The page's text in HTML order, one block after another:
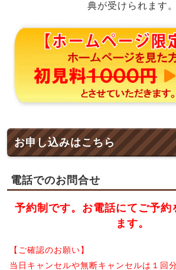
典が受けられます。
お申し込みはこちら
電話でのお問合せ
予約制です。お電話にてご予約
ます。
【ご確認のお願い】
当日キャンセルや無断キャンセルは１回